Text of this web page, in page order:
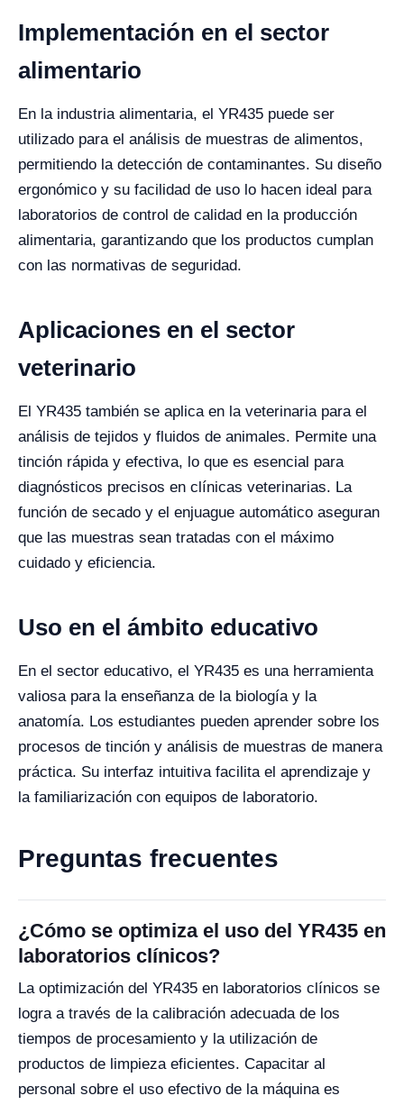
Implementación en el sector
alimentario
En la industria alimentaria, el YR435 puede ser
utilizado para el análisis de muestras de alimentos,
permitiendo la detección de contaminantes. Su diseño
ergonómico y su facilidad de uso lo hacen ideal para
laboratorios de control de calidad en la producción
alimentaria, garantizando que los productos cumplan
con las normativas de seguridad.
Aplicaciones en el sector
veterinario
El YR435 también se aplica en la veterinaria para el
análisis de tejidos y fluidos de animales. Permite una
tinción rápida y efectiva, lo que es esencial para
diagnósticos precisos en clínicas veterinarias. La
función de secado y el enjuague automático aseguran
que las muestras sean tratadas con el máximo
cuidado y eficiencia.
Uso en el ámbito educativo
En el sector educativo, el YR435 es una herramienta
valiosa para la enseñanza de la biología y la
anatomía. Los estudiantes pueden aprender sobre los
procesos de tinción y análisis de muestras de manera
práctica. Su interfaz intuitiva facilita el aprendizaje y
la familiarización con equipos de laboratorio.
Preguntas frecuentes
¿Cómo se optimiza el uso del YR435 en
laboratorios clínicos?
La optimización del YR435 en laboratorios clínicos se
logra a través de la calibración adecuada de los
tiempos de procesamiento y la utilización de
productos de limpieza eficientes. Capacitar al
personal sobre el uso efectivo de la máquina es